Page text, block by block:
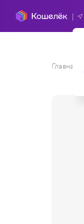
Главная